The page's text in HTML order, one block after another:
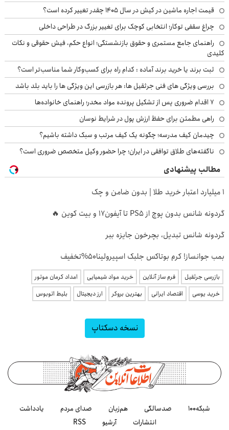
قیمت اجاره ماشین در کیش در سال ۱۴۰۵ چقدر تغییر کرده است؟
چراغ سقفی توکار؛ انتخابی کوچک برای تغییر بزرگ در طراحی داخلی
راهنمای جامع مستمری و حقوق بازنشستگی؛ انواع حکم، فیش حقوقی و نکات
کلیدی
ثبت برند یا خرید برند آماده : کدام راه برای کسب‌وکار شما مناسب‌تر است؟
بررسی ویژگی های فنی جرثقیل ها: هر بازرسی این ویژگی ها را باید بلد باشد
۷ اقدام ضروری پس از تشکیل پرونده مواد مخدر؛ راهنمای خانواده‌ها
راهی مطمئن برای حفظ ارزش پول در شرایط نوسان
چیدمان کیف مدرسه؛ چگونه یک کیف مرتب و سبک داشته باشیم؟
ناگفته‌های طلاق توافقی در ایران؛ چرا حضور وکیل متخصص ضروری است؟
مطالب پیشنهادی
۱ میلیارد اعتبار خرید طلا | بدون ضامن و چک
گردونه شانس بدون پوچ از PS5 تا آیفون17 و بیت کوین 🔥
گردونه شانس تبدیل، بچرخون جایزه ببر
بمب جوانساز! کرم بوتاکس جلبک اسپیرولینا50%تخفیف
بازرسی جرثقیل فرم ساز آنلاین خرید مواد شیمیایی
امداد کرمان موتور
خرید یوسی
اقتصاد ایرانی بهترین بروکر ارز دیجیتال بلیط اتوبوس
نسخه دسکتاپ
شبکه۱۰۰ صدسالگی هم‌زبان صدای مردم
یادداشت
انتشارات
آرشیو RSS